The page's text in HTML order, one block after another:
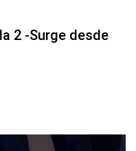
2 -Surge desde